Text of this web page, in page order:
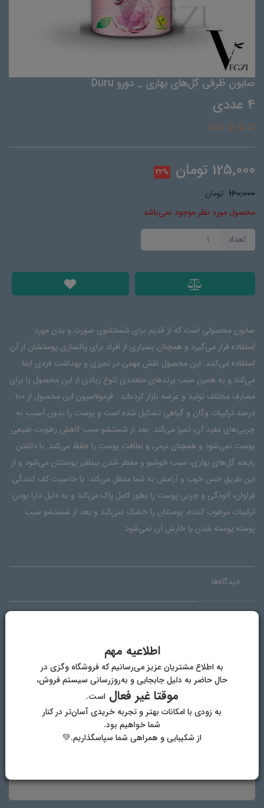
صابون ظرفی گل‌های بهاری _ دورو Duru
4 عددی
125,000 تومان 22%
160,000 تومان
محصول مورد نظر موجود نمی‌باشد.
تعداد
صابون محصولی است که از قدیم برای شستشوی صورت و بدن مورد
استفاده قرار می‌گیرد و همچنان بسیاری از افراد برای پاکسازی پوستشان از آن
استفاده می‌کنند. این محصول نقش مهمی در تمیزی و بهداشت فردی ایفا
می‌کند و به همین سبب برندهای متعددی تنوع زیادی از این محصول را برای
مصارف مختلف تولید و عرضه بازار کرده‌اند. فرمولاسیون این محصول از 100
درصد ترکیبات وگان و گیاهی تشکیل شده است و پوست را بدون آسیب به
چربی‌های مفید آن، تمیز می‌کند. بعد از شستشو سبب کاهش رطوبت طبیعی
پوست نمی‌شود و همچنان نرمی و لطافت پوست را حفظ می‌کند. با داشتن
رایحه گل‌های بهاری، سبب خوشبو و معطر شدن بینظیر پوستتان می‌شود و از
این طریق حس خوب و آرامش به شما منتقل می‌کند. با خاصیت کف کنندگی
فراوان، آلودگی و چربی پوست را بطور کامل پاک می‌کند و به دلیل دارا بودن
ترکیبات مرطوب کننده، پوستتان را خشک نمی‌کند و بعد از شستشو سبب
پوسته پوسته شدن یا خارش آن نمی‌شود.
دیدگاه‌ها
اطلاعیه مهم
به اطلاع مشتریان عزیز می‌رسانیم که فروشگاه وگزی در
حال حاضر به دلیل جابجایی و به‌روزرسانی سیستم فروش،
موقتا غیر فعالاست.
به زودی با امکانات بهتر و تجربه خریدی آسان‌تر در کنار
شما خواهیم بود.
از شکیبایی و همراهی شما سپاسگذاریم.💚